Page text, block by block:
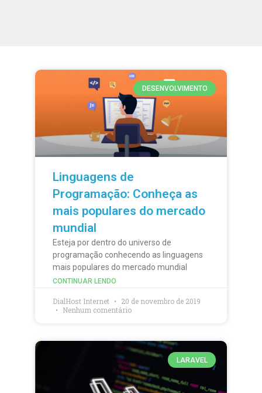
DESENVOLVIMENTO
Linguagens de
Programação: Conheça as
mais populares do mercado
mundial
Esteja por dentro do universo de
programação conhecendo as linguagens
mais populares do mercado mundial
CONTINUAR LENDO
DialHost Internet
20 de novembro de 2019
Nenhum comentário
LARAVEL